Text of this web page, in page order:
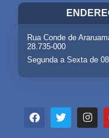
Rua Conde de
28.735-000
Segunda a Sexta de